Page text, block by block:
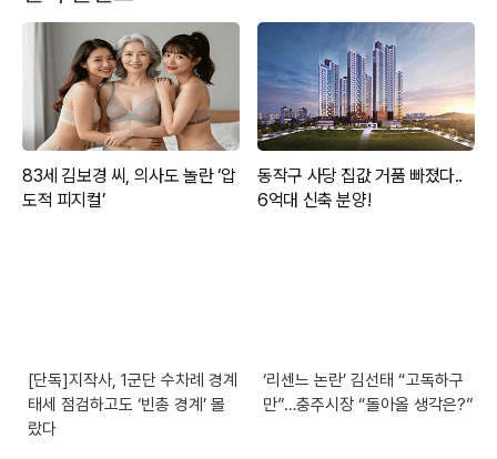
[단독]지작사, 1군단 수차례 경계
태세 점검하고도 ‘빈총 경계’ 몰
랐다
‘리센느 논란’ 김선태 “고독하구
만”…충주시장 “돌아올 생각은?”